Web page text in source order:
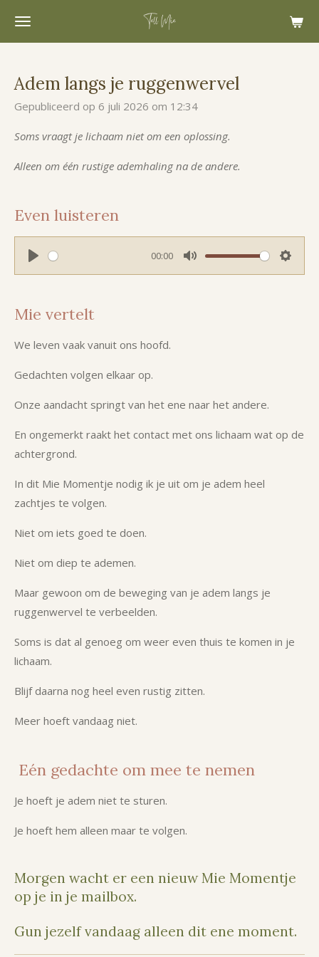
Ga
hoofdinhoud
Adem langs je ruggenwervel
Gepubliceerd op 6 juli 2026 om 12:34
Soms vraagt je lichaam niet om een oplossing.
Alleen om één rustige ademhaling na de andere.
Even luisteren
P
y
00:00
M
S
Mie vertelt
We leven vaak vanuit ons hoofd.
Gedachten volgen elkaar op.
Onze aandacht springt van het ene naar het andere.
En ongemerkt raakt het contact met ons lichaam wat op de
achtergrond.
In dit Mie Momentje nodig ik je uit om je adem heel
zachtjes te volgen.
Niet om iets goed te doen.
Niet om diep te ademen.
Maar gewoon om de beweging van je adem langs je
ruggenwervel te verbeelden.
Soms is dat al genoeg om weer even thuis te komen in je
lichaam.
Blijf daarna nog heel even rustig zitten.
Meer hoeft vandaag niet.
Eén gedachte om mee te nemen
Je hoeft je adem niet te sturen.
Je hoeft hem alleen maar te volgen.
Morgen wacht er een nieuw Mie Momentje
op je in je mailbox.
Gun jezelf vandaag alleen dit ene moment.